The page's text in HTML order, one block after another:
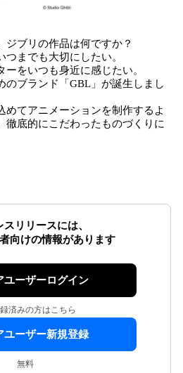
ジブリの作品は何ですか？
までも大切にしたい。
をいつも身近に感じたい。
のブランド「GBL」が誕生しまし
めてアニメーションを制作するよ
徹底的にこだわったものづくりに
スリリースには、
向けの情報があります
ユーザーログイン
済みの方はこちら
ユーザー新規登録
無料